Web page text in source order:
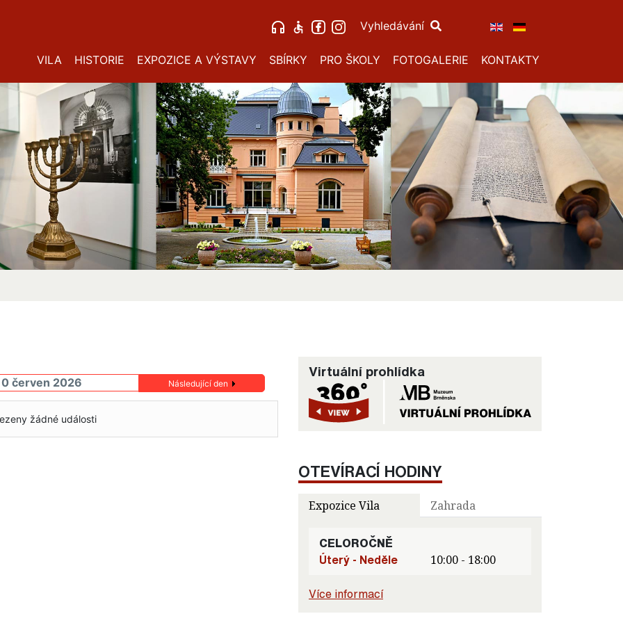
Vyhledávání
VILA HISTORIE EXPOZICE A VÝSTAVY SBÍRKY PRO ŠKOLY FOTOGALERIE KONTAKTY
červen 2026 Následující den
žádné události
Virtuální prohlídka
OTEVÍRACÍ HODINY
Expozice Vila Zahrada
CELOROČNĚ
Úterý - Neděle
10:00 - 18:00
Více informací